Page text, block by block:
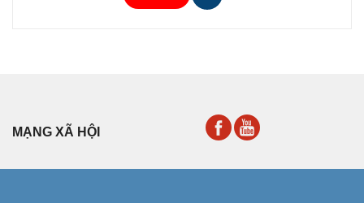
MẠNG XÃ HỘI